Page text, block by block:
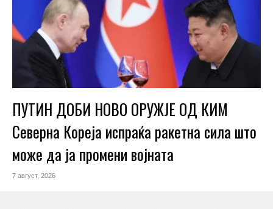
ПУТИН ДОБИ НОВО ОРУЖЈЕ ОД КИМ
Северна Кореја испраќа ракетна сила што
може да ја промени војната
7 август, 2026